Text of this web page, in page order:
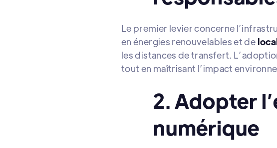
Le premier levier concerne
en énergies renouvelables et de
les distances de transfert.
tout en maîtrisant l’impact
2. Adopter
numérique